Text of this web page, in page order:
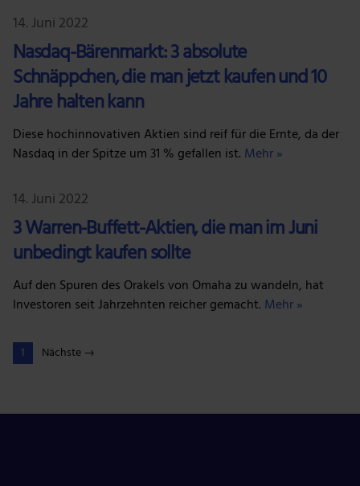
14. Juni 2022
Nasdaq-Bärenmarkt: 3 absolute
Schnäppchen, die man jetzt kaufen und 10
Jahre halten kann
Diese hochinnovativen Aktien sind reif für die Ernte, da der
Nasdaq in der Spitze um 31 % gefallen ist. Mehr »
14. Juni 2022
3 Warren-Buffett-Aktien, die man im Juni
unbedingt kaufen sollte
Auf den Spuren des Orakels von Omaha zu wandeln, hat
Investoren seit Jahrzehnten reicher gemacht. Mehr »
1 Nächste →